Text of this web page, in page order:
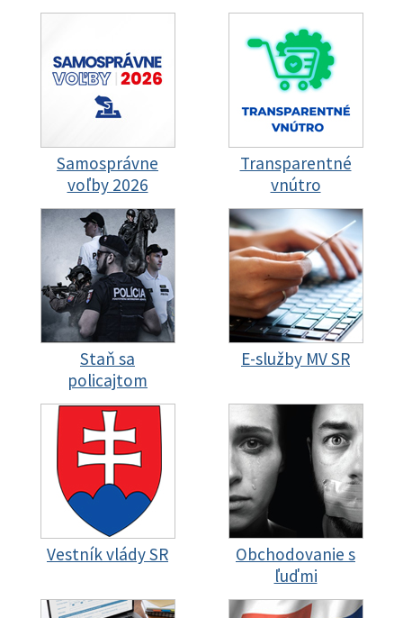
Samosprávne
voľby 2026
Transparentné
vnútro
Staň sa
policajtom
E-služby MV SR
Vestník vlády SR
Obchodovanie s
ľuďmi